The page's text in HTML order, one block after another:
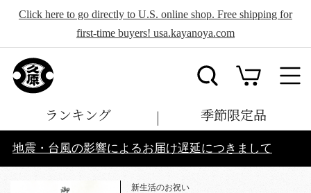
Click here to go directly to U.S. online shop. Free shipping for
first-time buyers! usa.kayanoya.com
ランキング 季節限定品
地震・台風の影響によるお届け遅延につきまして
新生活のお祝い